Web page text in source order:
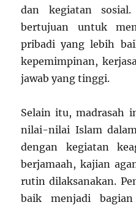
dan kegiatan
bertujuan untuk
pribadi yang lebih
kepemimpinan,
jawab yang tinggi.
Selain itu, madrasah
nilai-nilai Islam
dengan kegiatan
berjamaah, kajian
rutin dilaksanakan.
baik menjadi